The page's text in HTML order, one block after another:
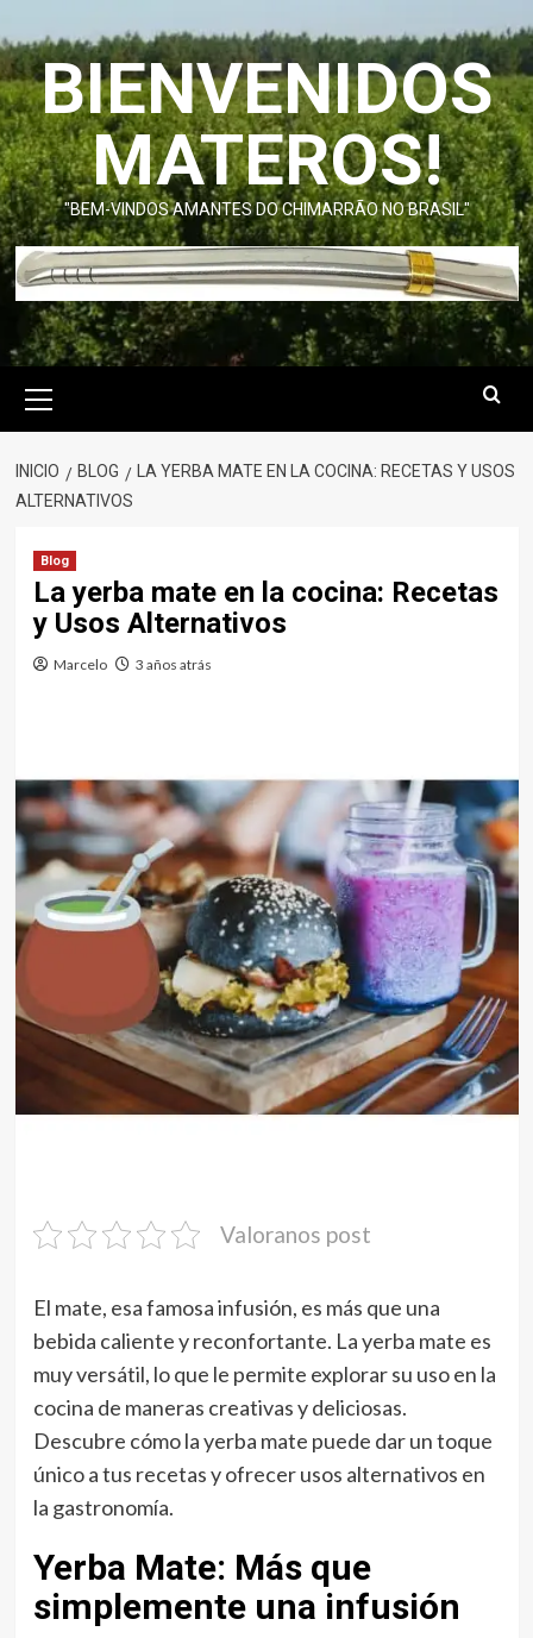
al
contenidoBIENVENIDOS
MATEROS!
"BEM-VINDOS AMANTES DO CHIMARRÃO NO BRASIL"
primario
INICIO BLOG
LA YERBA MATE EN LA COCINA: RECETAS Y USOS
ALTERNATIVOS
Blog
La yerba mate en la cocina: Recetas
y Usos Alternativos
Marcelo 3 años atrás
Valoranos post
El mate, esa famosa infusión, es más que una
bebida caliente y reconfortante. La yerba mate es
muy versátil, lo que le permite explorar su uso en la
cocina de maneras creativas y deliciosas.
Descubre cómo la yerba mate puede dar un toque
único a tus recetas y ofrecer usos alternativos en
la gastronomía.
Yerba Mate: Más que
simplemente una infusión